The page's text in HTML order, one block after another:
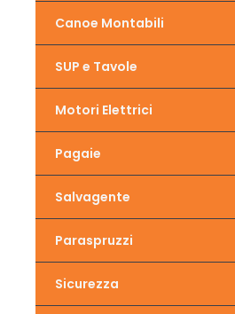
Canoe Montabili
SUP e Tavole
Motori Elettrici
Pagaie
Salvagente
Paraspruzzi
Sicurezza